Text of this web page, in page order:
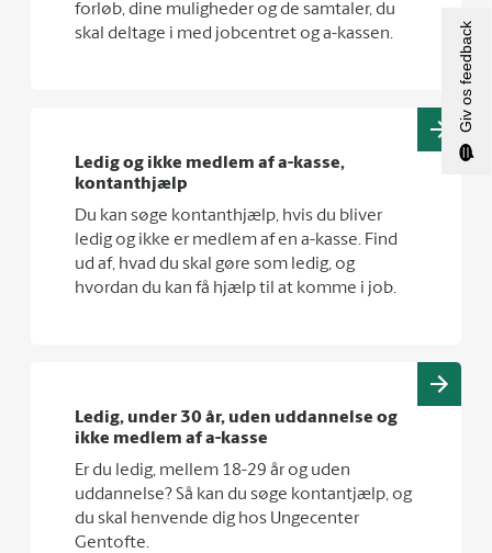
forløb, dine muligheder og de samtaler, du
skal deltage i med jobcentret og a-kassen.
Ledig og ikke medlem af a-kasse,
kontanthjælp
Du kan søge kontanthjælp, hvis du bliver
ledig og ikke er medlem af en a-kasse. Find
ud af, hvad du skal gøre som ledig, og
hvordan du kan få hjælp til at komme i job.
Ledig, under 30 år, uden uddannelse og
ikke medlem af a-kasse
Er du ledig, mellem 18-29 år og uden
uddannelse? Så kan du søge kontantjælp, og
du skal henvende dig hos Ungecenter
Gentofte.
Giv os feedback